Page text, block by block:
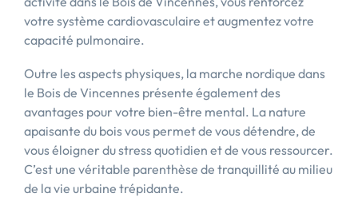
votre système cardiovasculaire et augmentez votre
capacité pulmonaire.
Outre les aspects physiques, la marche nordique dans
le Bois de Vincennes présente également des
avantages pour votre bien-être mental. La nature
apaisante du bois vous permet de vous détendre, de
vous éloigner du stress quotidien et de vous ressourcer.
C’est une véritable parenthèse de tranquillité au milieu
de la vie urbaine trépidante.